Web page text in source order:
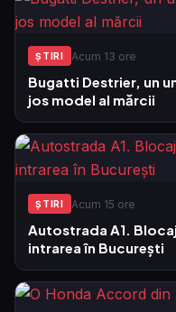
ŞTIRI Acum 13 ore
Bugatti Destrier, un
jos model al mărcii
ŞTIRI Acum 15 ore
Autostrada A1.
intrarea în București